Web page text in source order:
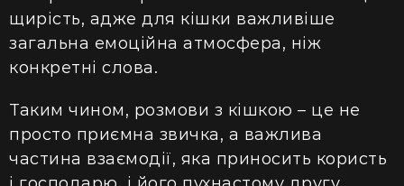
щирість, адже для кішки важливіше
загальна емоційна атмосфера, ніж
конкретні слова.
Таким чином, розмови з кішкою – це не
просто приємна звичка, а важлива
частина взаємодії, яка приносить користь